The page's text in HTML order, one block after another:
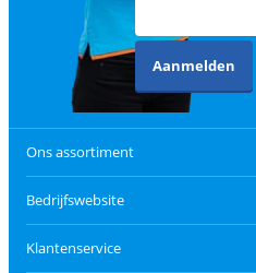
Aanmelden
Ons assortiment
Bedrijfswebsite
Klantenservice